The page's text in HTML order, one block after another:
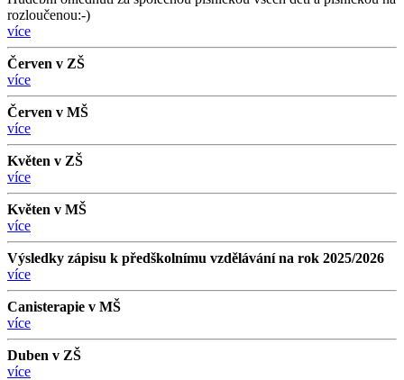
rozloučenou:-)
více
Červen v ZŠ
více
Červen v MŠ
více
Květen v ZŠ
více
Květen v MŠ
více
Výsledky zápisu k předškolnímu vzdělávání na rok 2025/2026
více
Canisterapie v MŠ
více
Duben v ZŠ
více